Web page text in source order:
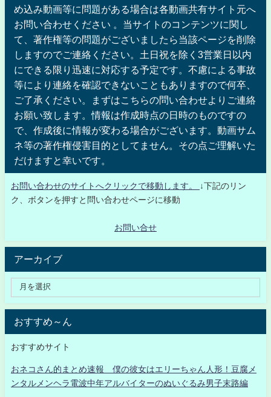
め込み動画等に問題がある場合は各動画共有サイト元へ
お問い合わせください 。当サイトのコンテンツに関し
て、著作権等の問題がございましたら当該ページを削除
しますのでご連絡ください。土日祝を除く3営業日以内
にできる限り迅速に対応する予定です。不慮による事故
等により連絡を確認できないこともありますので何卒、
ご了承ください。まずはこちらの問い合わせよりご連絡
お願い致します。情報は作成時点の日時のものですの
で、作成後に情報が変わる場合がございます。動画サム
ネ等の著作権侵害目的としてません。その点ご理解いた
だけますと幸いです。
お問い合わせのサイトへクリックで移動します。
↓下記のリン
ク、ボタンを押すと問い合わせページに移動
お問い合せ
アーカイブ
おすすめ～ん
おすすめサイト
おネコさん的まとめ速報 僕の彼女はエリーちゃん人形！豆腐メ
ンタルメンヘラ電波中年アルバイターのぬいぐるみ男子末路編